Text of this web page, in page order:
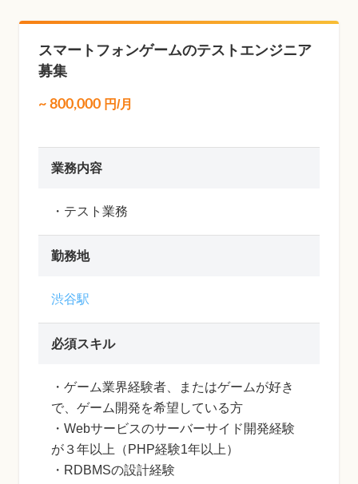
スマートフォンゲームのテストエンジニア
募集
~ 800,000 円/月
業務内容
・テスト業務
勤務地
渋谷駅
必須スキル
・ゲーム業界経験者、またはゲームが好き
で、ゲーム開発を希望している方
・Webサービスのサーバーサイド開発経験
が３年以上（PHP経験1年以上）
・RDBMSの設計経験